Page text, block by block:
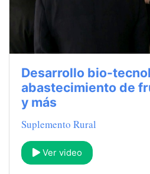
Desarrollo bio-
abastecimiento de
y más
Suplemento Rural
Ver video